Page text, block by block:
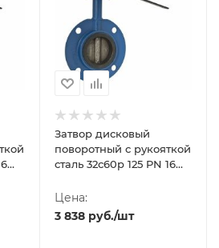
Затвор дисковый
поворотный с рукояткой
сталь 32с60р 125 PN 16
Цена:
3 838 руб./шт